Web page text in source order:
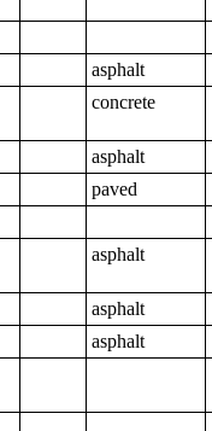
asphalt
concrete
asphalt
paved
asphalt
asphalt
asphalt